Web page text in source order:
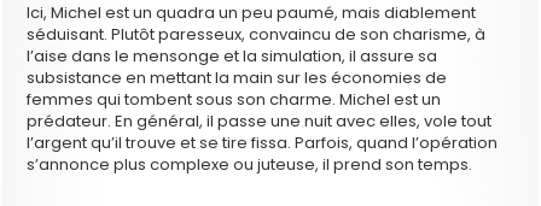
Ici, Michel est un quadra un peu paumé, mais diablement
séduisant. Plutôt paresseux, convaincu de son charisme, à
l’aise dans le mensonge et la simulation, il assure sa
subsistance en mettant la main sur les économies de
femmes qui tombent sous son charme. Michel est un
prédateur. En général, il passe une nuit avec elles, vole tout
l’argent qu’il trouve et se tire fissa. Parfois, quand l’opération
s’annonce plus complexe ou juteuse, il prend son temps.